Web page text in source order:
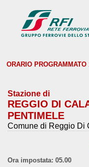
ORARIO
Stazione di
REGGIO DI
PENTIMELE
Comune di Reggio Di
Ora impostata: 05.00